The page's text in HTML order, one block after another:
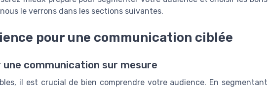
le verrons dans les sections suivantes.
pour une communication ciblée
communication sur mesure
il est crucial de bien comprendre votre audience. En segmentant